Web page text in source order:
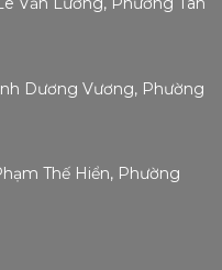
Dương Vương, Phường
Thế Hiển, Phường